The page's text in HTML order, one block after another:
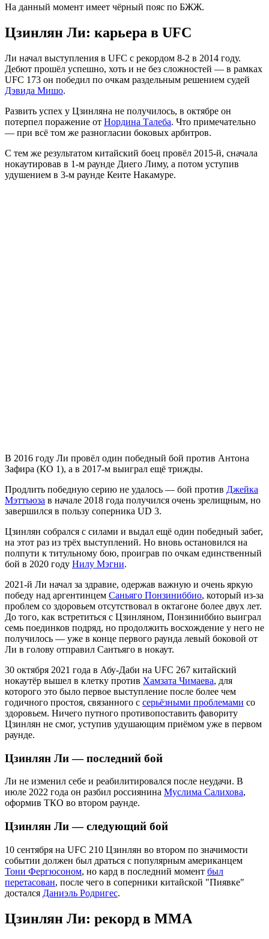
На данный момент имеет чёрный пояс по БЖЖ.
Цзинлян Ли: карьера в UFC
Ли начал выступления в UFC с рекордом 8-2 в 2014 году.
Дебют прошёл успешно, хоть и не без сложностей — в рамках
UFC 173 он победил по очкам раздельным решением судей
Дэвида Мишо.
Развить успех у Цзинляна не получилось, в октябре он
потерпел поражение от Нордина Талеба. Что примечательно
— при всё том же разногласии боковых арбитров.
С тем же результатом китайский боец провёл 2015-й, сначала
нокаутировав в 1-м раунде Диего Лиму, а потом уступив
удушением в 3-м раунде Кеите Накамуре.
В 2016 году Ли провёл один победный бой против Антона
Зафира (КО 1), а в 2017-м выиграл ещё трижды.
Продлить победную серию не удалось — бой против Джейка
Мэттьюза в начале 2018 года получился очень зрелищным, но
завершился в пользу соперника UD 3.
Цзинлян собрался с силами и выдал ещё один победный забег,
на этот раз из трёх выступлений. Но вновь остановился на
полпути к титульному бою, проиграв по очкам единственный
бой в 2020 году Нилу Мэгни.
2021-й Ли начал за здравие, одержав важную и очень яркую
победу над аргентинцем Саньяго Понзиниббио, который из-за
проблем со здоровьем отсутствовал в октагоне более двух лет.
До того, как встретиться с Цзинляном, Понзиниббио выиграл
семь поединков подряд, но продолжить восхождение у него не
получилось — уже в конце первого раунда левый боковой от
Ли в голову отправил Сантьяго в нокаут.
30 октября 2021 года в Абу-Даби на UFC 267 китайский
нокаутёр вышел в клетку против Хамзата Чимаева, для
которого это было первое выступление после более чем
годичного простоя, связанного с серьёзными проблемами со
здоровьем. Ничего путного противопоставить фавориту
Цзинлян не смог, уступив удушающим приёмом уже в первом
раунде.
Цзинлян Ли — последний бой
Ли не изменил себе и реабилитировался после неудачи. В
июле 2022 года он разбил россиянина Муслима Салихова,
оформив ТКО во втором раунде.
Цзинлян Ли — следующий бой
10 сентября на UFC 210 Цзинлян во втором по значимости
событии должен был драться с популярным американцем
Тони Фергюсоном, но кард в последний момент был
перетасован, после чего в соперники китайской "Пиявке"
достался Даниэль Родригес.
Цзинлян Ли: рекорд в ММА